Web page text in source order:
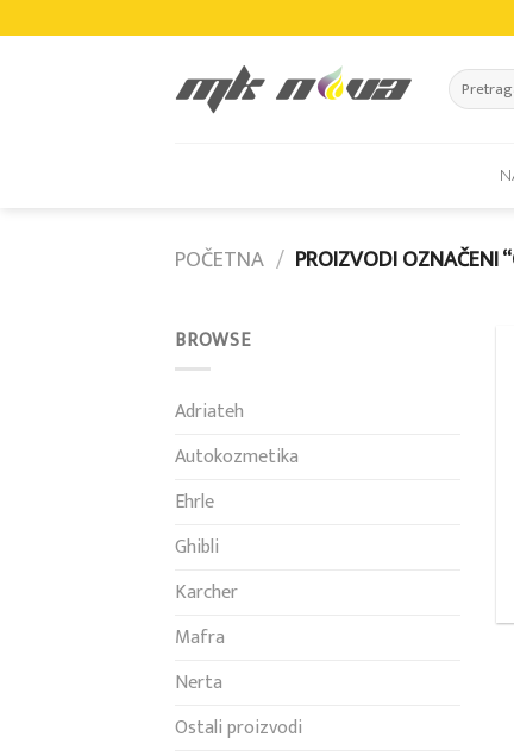
to
Pretraži:
POČETNA / PROIZVODI OZNAČENI
BROWSE
Adriateh
Autokozmetika
Ehrle
Ghibli
Karcher
Mafra
Nerta
Ostali proizvodi